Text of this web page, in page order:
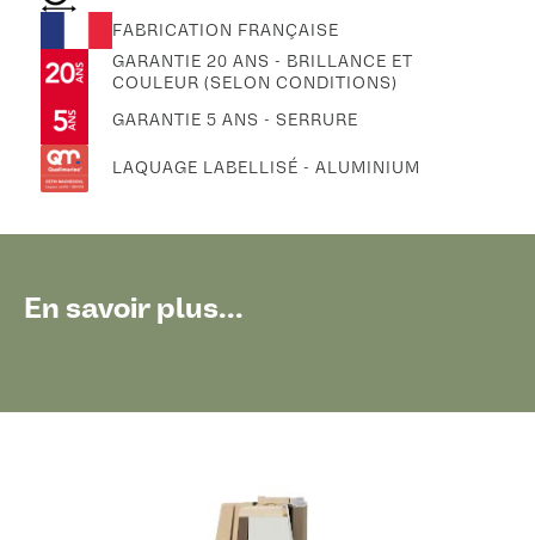
FABRICATION FRANÇAISE
GARANTIE 20 ANS - BRILLANCE ET
COULEUR (SELON CONDITIONS)
GARANTIE 5 ANS - SERRURE
LAQUAGE LABELLISÉ - ALUMINIUM
En savoir plus...